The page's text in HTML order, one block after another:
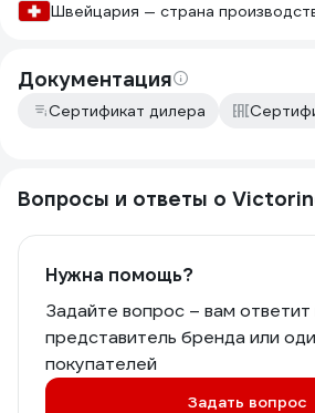
Швейцария — страна
Документация
Сертификат дилера
Вопросы и ответы о
Нужна помощь?
Задайте вопрос – вам
представитель бренда или
покупателей
Задать вопрос